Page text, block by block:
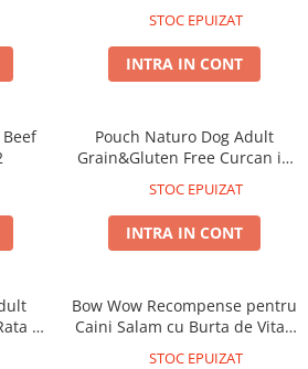
parfumuri
STOC EPUIZAT
INTRA IN CONT
Pouch Naturo Dog Adult
Grain&Gluten Free Curcan in
STOC EPUIZAT
INTRA IN CONT
si
Bow Wow Recompense pentru
Caini Salam cu Burta de Vita ,
STOC EPUIZAT